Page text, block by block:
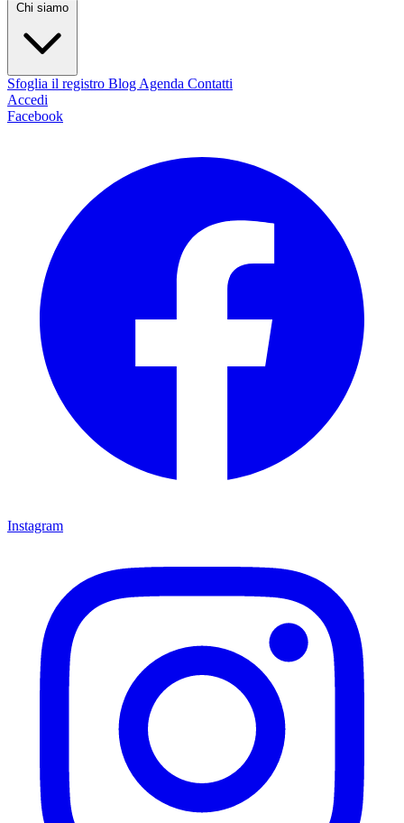
Chi siamo
Sfoglia il registro Blog Agenda Contatti
Accedi
Facebook
Instagram